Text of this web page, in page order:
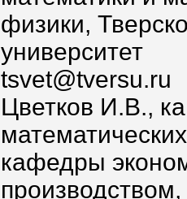
физики,
университет
tsvet@tversu.ru
Цветков И.В.,
кафедры